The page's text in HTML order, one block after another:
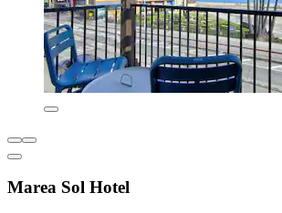
Marea Sol Hotel